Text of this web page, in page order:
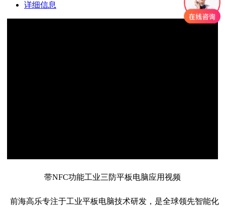
详细信息
带NFC功能工业三防平板电脑应用视频
前海高乐专注于工业平板电脑技术研发，是全球领先智能化